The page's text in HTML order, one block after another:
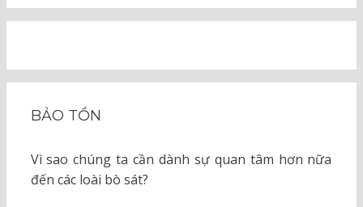
BẢO TỒN
Vì sao chúng ta cần dành sự quan tâm hơn nữa
đến các loài bò sát?